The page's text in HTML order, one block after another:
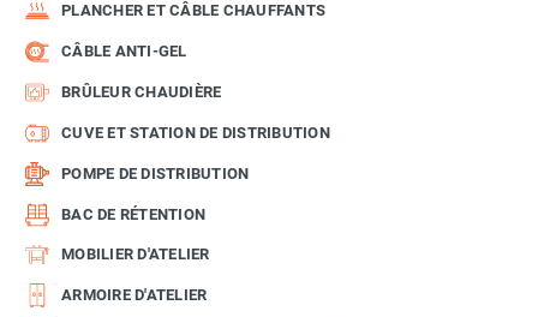
PLANCHER ET CÂBLE CHAUFFANTS
CÂBLE ANTI-GEL
BRÛLEUR CHAUDIÈRE
CUVE ET STATION DE DISTRIBUTION
POMPE DE DISTRIBUTION
BAC DE RÉTENTION
MOBILIER D'ATELIER
ARMOIRE D'ATELIER